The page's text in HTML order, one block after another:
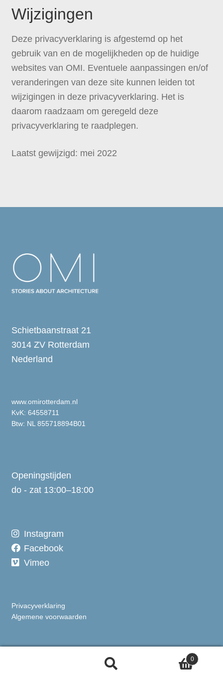
Wijzigingen
Deze privacyverklaring is afgestemd op het
gebruik van en de mogelijkheden op de huidige
websites van OMI. Eventuele aanpassingen en/of
veranderingen van deze site kunnen leiden tot
wijzigingen in deze privacyverklaring. Het is
daarom raadzaam om geregeld deze
privacyverklaring te raadplegen.
Laatst gewijzigd: mei 2022
Schietbaanstraat 21
3014 ZV Rotterdam
Nederland
www.omirotterdam.nl
KvK: 64558711
Btw: NL 855718894B01
Openingstijden
do - zat 13:00–18:00
Instagram
Facebook
Vimeo
Privacyverklaring
Algemene voorwaarden
0